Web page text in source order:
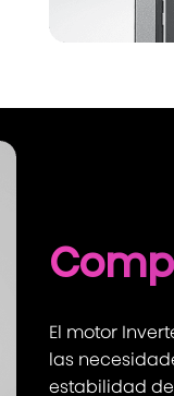
El motor
las
estabilidad